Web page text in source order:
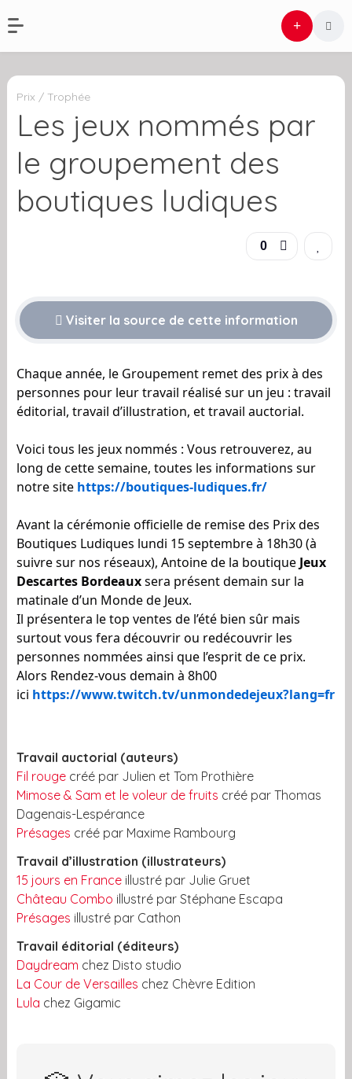
Prix / Trophée
Les jeux nommés par
le groupement des
boutiques ludiques
0
Visiter la source de cette information
Chaque année, le Groupement remet des prix à des
personnes pour leur travail réalisé sur un jeu : travail
éditorial, travail d’illustration, et travail auctorial.
Voici tous les jeux nommés : Vous retrouverez, au
long de cette semaine, toutes les informations sur
notre site https://boutiques-ludiques.fr/
Avant la cérémonie officielle de remise des Prix des
Boutiques Ludiques lundi 15 septembre à 18h30 (à
suivre sur nos réseaux), Antoine de la boutique Jeux
Descartes Bordeauxsera présent demain sur la
matinale d’un Monde de Jeux.
Il présentera le top ventes de l’été bien sûr mais
surtout vous fera découvrir ou redécouvrir les
personnes nommées ainsi que l’esprit de ce prix.
Alors Rendez-vous demain à 8h00
ici https://www.twitch.tv/unmondedejeux?lang=fr
Travail auctorial (auteurs)
Fil rougecréé par Julien et Tom Prothière
Mimose & Sam et le voleur de fruits créé par Thomas
Dagenais-Lespérance
Présages créé par Maxime Rambourg
Travail d’illustration (illustrateurs)
15 jours en Franceillustré par Julie Gruet
Château Combo illustré par Stéphane Escapa
Présages illustré par Cathon
Travail éditorial (éditeurs)
Daydream chez Disto studio
La Cour de Versailles chez Chèvre Edition
Lula chez Gigamic